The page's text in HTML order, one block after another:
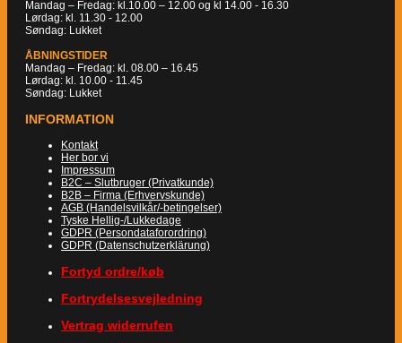
Mandag – Fredag: kl.10.00 – 12.00 og kl 14.00 - 16.30
Lørdag: kl. 11.30 - 12.00
Søndag: Lukket
ÅBNINGSTIDER
Mandag – Fredag: kl. 08.00 – 16.45
Lørdag: kl. 10.00 - 11.45
Søndag: Lukket
INFORMATION
Kontakt
Her bor vi
Impressum
B2C – Slutbruger (Privatkunde)
B2B – Firma (Erhvervskunde)
AGB (Handelsvilkår/-betingelser)
Tyske Hellig-/Lukkedage
GDPR (Persondataforordring)
GDPR (Datenschutzerklärung)
Fortyd ordre/køb
Fortrydelsesvejledning
Vertrag widerrufen